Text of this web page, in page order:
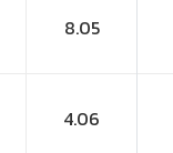
8.05
4.06